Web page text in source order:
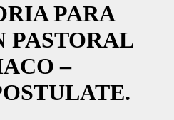
PARA
PASTORAL
–